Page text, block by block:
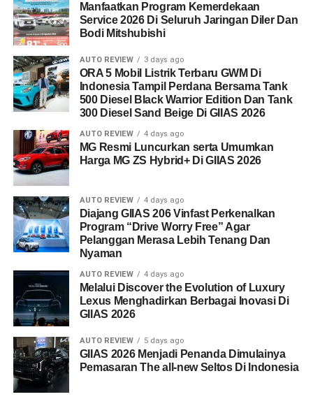
Manfaatkan Program Kemerdekaan
Service 2026 Di Seluruh Jaringan Diler Dan
Bodi Mitshubishi
AUTO REVIEW 3 days ago
ORA 5 Mobil Listrik Terbaru GWM Di
Indonesia Tampil Perdana Bersama Tank
500 Diesel Black Warrior Edition Dan Tank
300 Diesel Sand Beige Di GIIAS 2026
AUTO REVIEW 4 days ago
MG Resmi Luncurkan serta Umumkan
Harga MG ZS Hybrid+ Di GIIAS 2026
AUTO REVIEW 4 days ago
Diajang GIIAS 206 Vinfast Perkenalkan
Program “Drive Worry Free” Agar
Pelanggan Merasa Lebih Tenang Dan
Nyaman
AUTO REVIEW 4 days ago
Melalui Discover the Evolution of Luxury
Lexus Menghadirkan Berbagai Inovasi Di
GIIAS 2026
AUTO REVIEW 5 days ago
GIIAS 2026 Menjadi Penanda Dimulainya
Pemasaran The all-new Seltos Di Indonesia